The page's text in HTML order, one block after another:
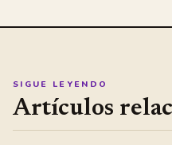
SIGUE LEYENDO
Artículos